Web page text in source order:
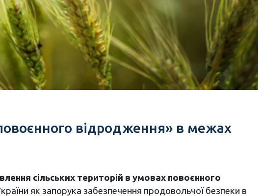
відродження» в межах
сільських територій в умовах повоєнного
як запорука забезпечення продовольчої безпеки в